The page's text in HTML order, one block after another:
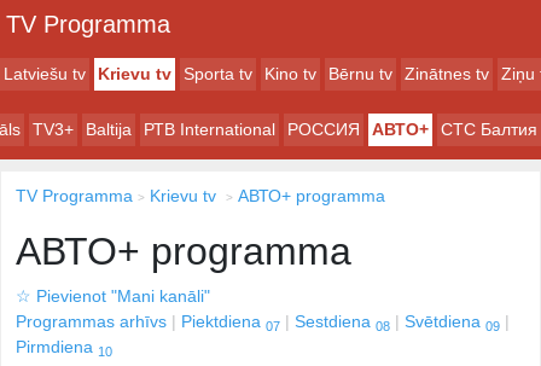
TV Programma
Latviešu tv Krievu tv Sporta tv Kino tv Bērnu tv Zinātnes tv Ziņu
TV3+ Baltija РТB International РОССИЯ АВТО+ СТС Балтия
TV Programma Krievu tv АВТО+ programma
АВТО+ programma
☆ Pievienot "Mani kanāli"
Programmas arhīvs
Piektdiena 07 Sestdiena 08 Svētdiena 09
Pirmdiena 10